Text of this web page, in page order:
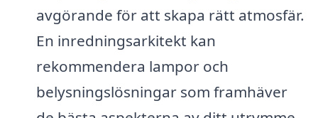
avgörande för att skapa rätt atmosfär.
En inredningsarkitekt kan
rekommendera lampor och
belysningslösningar som framhäver